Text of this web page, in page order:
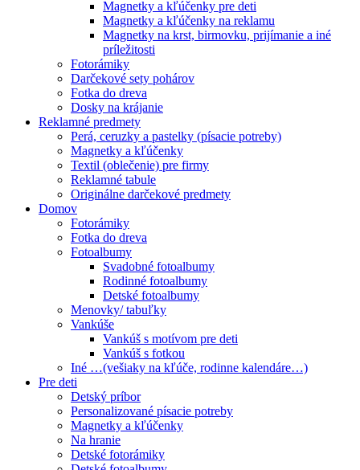
Magnetky a kľúčenky pre deti
Magnetky a kľúčenky na reklamu
Magnetky na krst, birmovku, prijímanie a iné
príležitosti
Fotorámiky
Darčekové sety pohárov
Fotka do dreva
Dosky na krájanie
Reklamné predmety
Perá, ceruzky a pastelky (písacie potreby)
Magnetky a kľúčenky
Textil (oblečenie) pre firmy
Reklamné tabule
Originálne darčekové predmety
Domov
Fotorámiky
Fotka do dreva
Fotoalbumy
Svadobné fotoalbumy
Rodinné fotoalbumy
Detské fotoalbumy
Menovky/ tabuľky
Vankúše
Vankúš s motívom pre deti
Vankúš s fotkou
Iné …(vešiaky na kľúče, rodinne kalendáre…)
Pre deti
Detský príbor
Personalizované písacie potreby
Magnetky a kľúčenky
Na hranie
Detské fotorámiky